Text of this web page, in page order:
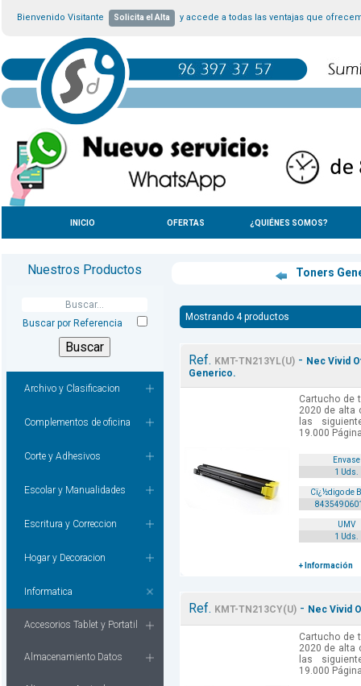
Bienvenido Visitante Solicita el Alta y accede a todas las ventajas que
INICIO OFERTAS ¿QUIÉNES SOMOS?
Nuestros Productos
Buscar por Referencia
Archivo y Clasificacion
Complementos de oficina
Corte y Adhesivos
Escolar y Manualidades
Escritura y Correccion
Hogar y Decoracion
Informatica
Accesorios Tablet y Portatil
Almacenamiento Datos
Toners
Mostrando 4 productos
Ref. KMT-TN213YL(U)- Nec Vivid
Generico.
Cartucho de
2020 de alta
las
19.000
Envase
1 Uds.
Cï¿½digo de
UMV
1 Uds.
+ Información
Ref. KMT-TN213CY(U)- Nec Vivid
Cartucho de
2020 de alta
las
19.000